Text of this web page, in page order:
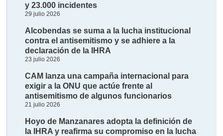
y 23.000 incidentes
29 julio 2026
Alcobendas se suma a la lucha institucional
contra el antisemitismo y se adhiere a la
declaración de la IHRA
23 julio 2026
CAM lanza una campaña internacional para
exigir a la ONU que actúe frente al
antisemitismo de algunos funcionarios
21 julio 2026
Hoyo de Manzanares adopta la definición de
la IHRA y reafirma su compromiso en la lucha